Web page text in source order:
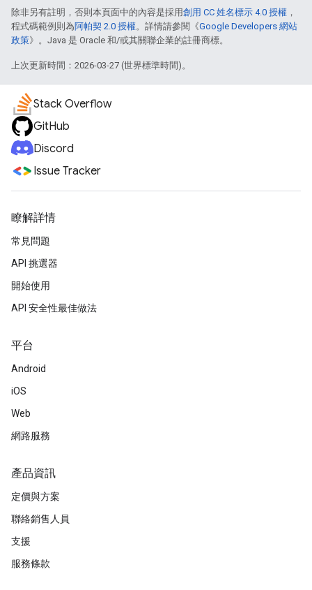
除非另有註明，否則本頁面中的內容是採用創用 CC 姓名標示 4.0 授權 ，
程式碼範例則為阿帕契 2.0 授權。詳情請參閱《Google Developers 網站
政策》。Java 是 Oracle 和/或其關聯企業的註冊商標。
上次更新時間：2026-03-27 (世界標準時間)。
Stack Overflow
GitHub
Discord
Issue Tracker
瞭解詳情
常見問題
API 挑選器
開始使用
API 安全性最佳做法
平台
Android
iOS
Web
網路服務
產品資訊
定價與方案
聯絡銷售人員
支援
服務條款